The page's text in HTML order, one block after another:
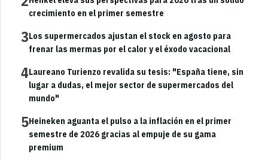
crecimiento en el primer semestre
3Los supermercados ajustan el stock en agosto para
frenar las mermas por el calor y el éxodo vacacional
4Laureano Turienzo revalida su tesis: "España tiene, sin
lugar a dudas, el mejor sector de supermercados del
mundo"
5Heineken aguanta el pulso a la inflación en el primer
semestre de 2026 gracias al empuje de su gama
premium